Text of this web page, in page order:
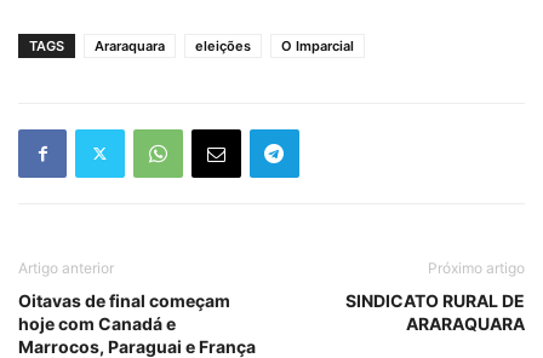
TAGS Araraquara eleições O Imparcial
Artigo anterior
Oitavas de final começam
hoje com Canadá e
Marrocos, Paraguai e França
Próximo artigo
SINDICATO RURAL DE
ARARAQUARA